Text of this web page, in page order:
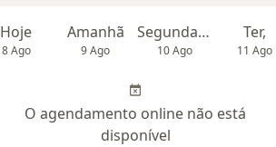
Hoje
8 Ago
Amanhã
9 Ago
Segunda-feira
10 Ago
Ter,
11 Ago
O agendamento online não está
disponível